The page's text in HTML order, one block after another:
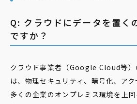
Q: クラウドにデータを置く
ですか？
クラウド事業者（Google Cloud等）
は、物理セキュリティ、暗号化、アク
多くの企業のオンプレミス環境を上